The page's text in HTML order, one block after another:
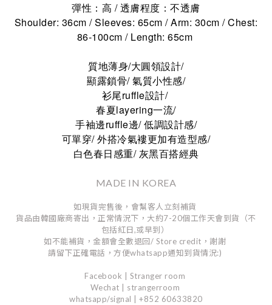
彈性：高 / 透膚程度：不透膚
Shoulder: 36cm / Sleeves: 65cm / Arm: 30cm / Chest:
86-100cm / Length: 65cm
質地薄身/大圓領設計/
顯露鎖骨/ 氣質小性感/
衫尾ruffle設計/
春夏layering一流/
手袖邊ruffle邊/ 低調設計感/
可單穿/ 外搭冷氣褸更加有造型感/
白色春日感重/ 灰黑百搭經典
MADE IN KOREA
如現貨完售後，會幫客人立刻補貨
貨品由韓國廠商寄出，正常情況下，大約7-20個工作天會到貨（不
包括紅日,或早到）
如不能補貨，金額會全數退回/ Store credit，謝謝
請留下正確電話，方便whatsapp通知到貨情況:)
Facebook | Stranger room
Wechat | strangerroom
whatsapp/signal | +852 60633820